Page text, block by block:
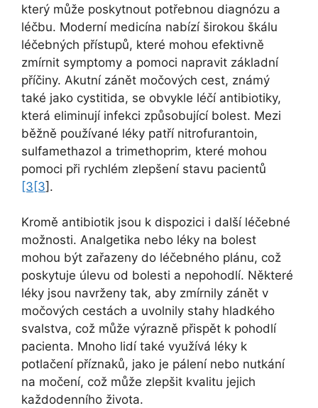
který může poskytnout potřebnou diagnózu a
léčbu. Moderní medicína nabízí širokou škálu
léčebných přístupů, které mohou efektivně
zmírnit symptomy a pomoci napravit základní
příčiny. Akutní zánět močových cest, známý
také jako cystitida, se obvykle léčí antibiotiky,
která eliminují infekci způsobující bolest. Mezi
běžně používané léky patří nitrofurantoin,
sulfamethazol a trimethoprim, které mohou
pomoci při rychlém zlepšení stavu pacientů
[3[3].
Kromě antibiotik jsou k dispozici i další léčebné
možnosti. Analgetika nebo léky na bolest
mohou být zařazeny do léčebného plánu, což
poskytuje úlevu od bolesti a nepohodlí. Některé
léky jsou navrženy tak, aby zmírnily zánět v
močových cestách a uvolnily stahy hladkého
svalstva, což může výrazně přispět k pohodlí
pacienta. Mnoho lidí také využívá léky k
potlačení příznaků, jako je pálení nebo nutkání
na močení, což může zlepšit kvalitu jejich
každodenního života.